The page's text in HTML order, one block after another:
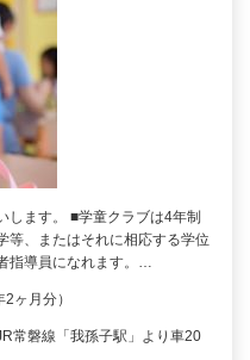
します。 ■学童クラブは4年制
等、またはそれに相応する学位
指導員になれます。…
ヶ月分）
常磐線「我孫子駅」より車20